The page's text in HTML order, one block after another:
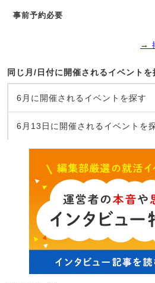
事前予約必要
→
同じ月/日付に開催されるイベントを
6月に開催されるイベントを探す
6月13日に開催されるイベントを